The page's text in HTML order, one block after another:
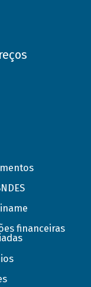
financeiras